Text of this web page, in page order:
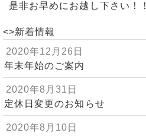
是非お早めにお越し下さい！！
<>新着情報
2020年12月26日
年末年始のご案内
2020年8月31日
定休日変更のお知らせ
2020年8月10日